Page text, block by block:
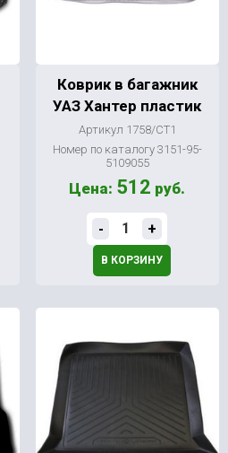
Коврик в багажник
УАЗ Хантер пластик
Артикул 1758/СТ1
Номер по каталогу 3151-95-
5109055
Цена: 512 руб.
- +
В КОРЗИНУ